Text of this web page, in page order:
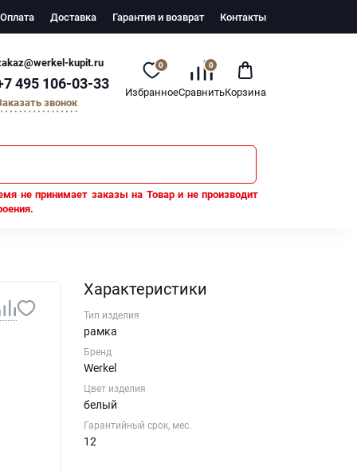
Оплата Доставка Гарантия и возврат Контакты
kupit.ru
495 106-03-33
звонок
0
Избранное
0
СравнитьКорзина
не принимает заказы на Товар и не производит
Характеристики
Тип изделия
рамка
Бренд
Werkel
Цвет изделия
белый
Гарантийный срок, мес.
12